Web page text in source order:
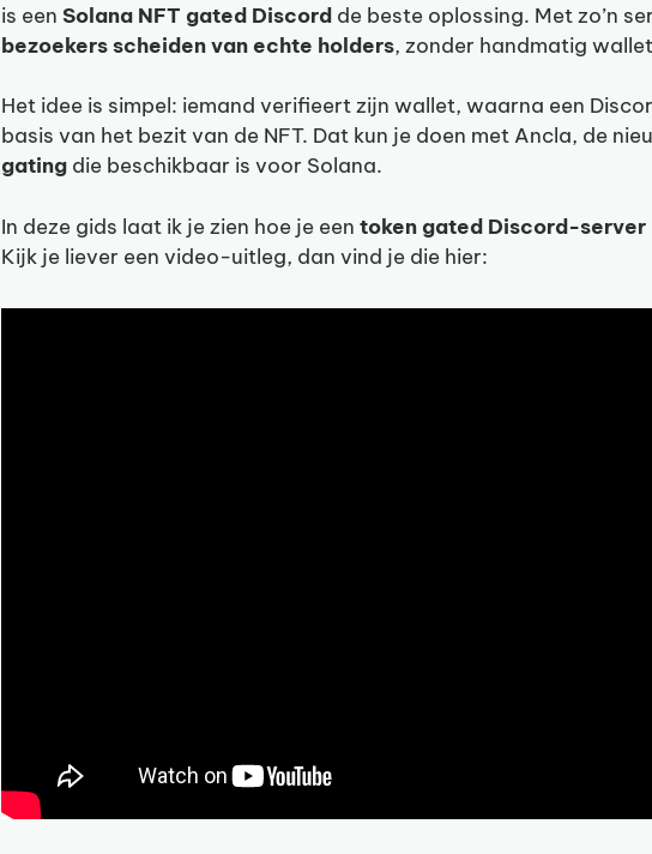
is een Solana NFT gated Discord de beste oplossing. Met zo’n
bezoekers scheiden van echte holders, zonder handmatig
Het idee is simpel: iemand verifieert zijn wallet, waarna een
basis van het bezit van de NFT. Dat kun je doen met Ancla, de
gating die beschikbaar is voor Solana.
In deze gids laat ik je zien hoe je een token gated Discord-server
Kijk je liever een video-uitleg, dan vind je die hier: